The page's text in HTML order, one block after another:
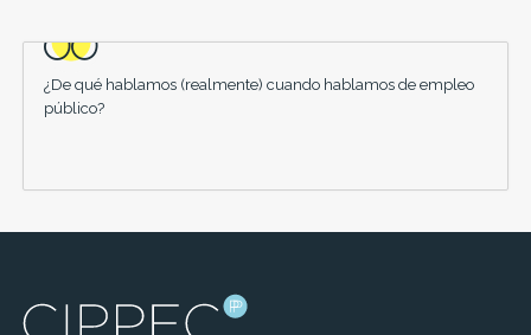
¿De qué hablamos (realmente) cuando hablamos de empleo
público?